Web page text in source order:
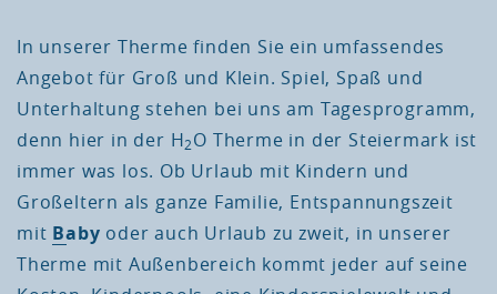
In unserer Therme finden Sie ein umfassendes
Angebot für Groß und Klein. Spiel, Spaß und
Unterhaltung stehen bei uns am Tagesprogramm,
denn hier in der H2O Therme in der Steiermark ist
immer was los. Ob Urlaub mit Kindern und
Großeltern als ganze Familie, Entspannungszeit
mit Baby oder auch Urlaub zu zweit, in unserer
Therme mit Außenbereich kommt jeder auf seine